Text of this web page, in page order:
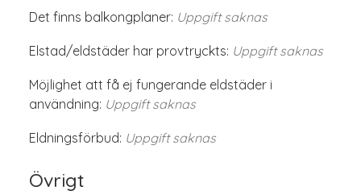
Det finns balkongplaner: Uppgift saknas
Elstad/eldstäder har provtryckts: Uppgift saknas
Möjlighet att få ej fungerande eldstäder i
användning: Uppgift saknas
Eldningsförbud: Uppgift saknas
Övrigt